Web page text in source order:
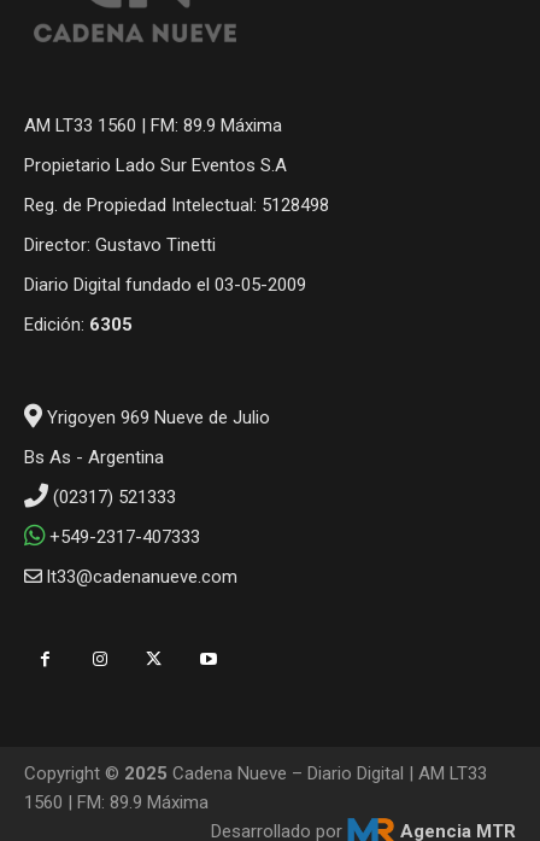
AM LT33 1560 | FM: 89.9 Máxima
Propietario Lado Sur Eventos S.A
Reg. de Propiedad Intelectual: 5128498
Director: Gustavo Tinetti
Diario Digital fundado el 03-05-2009
Edición: 6305
Yrigoyen 969 Nueve de Julio
Bs As - Argentina
(02317) 521333
+549-2317-407333
lt33@cadenanueve.com
Copyright © 2025 Cadena Nueve – Diario Digital | AM LT33
1560 | FM: 89.9 Máxima
Desarrollado por
Agencia MTR